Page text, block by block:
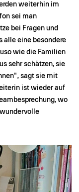
weiterhin im
sei man
bei Fragen und
alle eine besondere
wie die Familien
sehr schätzen, sie
sagt sie mit
ist wieder auf
wo